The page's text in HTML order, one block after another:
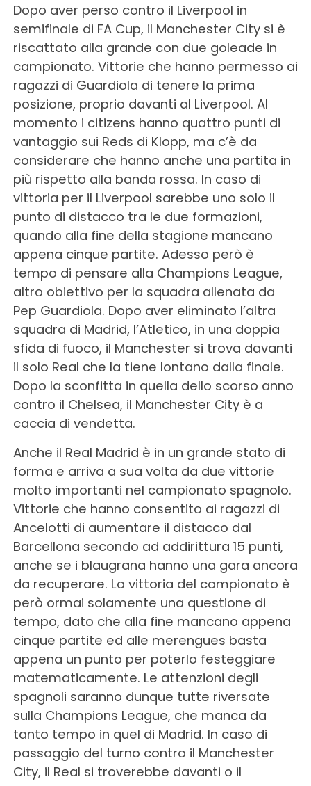
Dopo aver perso contro il Liverpool in
semifinale di FA Cup, il Manchester City si è
riscattato alla grande con due goleade in
campionato. Vittorie che hanno permesso ai
ragazzi di Guardiola di tenere la prima
posizione, proprio davanti al Liverpool. Al
momento i citizens hanno quattro punti di
vantaggio sui Reds di Klopp, ma c’è da
considerare che hanno anche una partita in
più rispetto alla banda rossa. In caso di
vittoria per il Liverpool sarebbe uno solo il
punto di distacco tra le due formazioni,
quando alla fine della stagione mancano
appena cinque partite. Adesso però è
tempo di pensare alla Champions League,
altro obiettivo per la squadra allenata da
Pep Guardiola. Dopo aver eliminato l’altra
squadra di Madrid, l’Atletico, in una doppia
sfida di fuoco, il Manchester si trova davanti
il solo Real che la tiene lontano dalla finale.
Dopo la sconfitta in quella dello scorso anno
contro il Chelsea, il Manchester City è a
caccia di vendetta.
Anche il Real Madrid è in un grande stato di
forma e arriva a sua volta da due vittorie
molto importanti nel campionato spagnolo.
Vittorie che hanno consentito ai ragazzi di
Ancelotti di aumentare il distacco dal
Barcellona secondo ad addirittura 15 punti,
anche se i blaugrana hanno una gara ancora
da recuperare. La vittoria del campionato è
però ormai solamente una questione di
tempo, dato che alla fine mancano appena
cinque partite ed alle merengues basta
appena un punto per poterlo festeggiare
matematicamente. Le attenzioni degli
spagnoli saranno dunque tutte riversate
sulla Champions League, che manca da
tanto tempo in quel di Madrid. In caso di
passaggio del turno contro il Manchester
City, il Real si troverebbe davanti o il